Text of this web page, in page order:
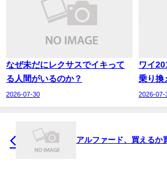
なぜ未だにレクサスでイキって
る人間がいるのか？
2026-07-30
ワイ
乗り換
2026-07-
アルファード、買えるか